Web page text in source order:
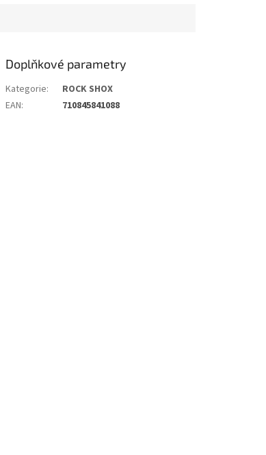
Doplňkové parametry
Kategorie:
ROCK SHOX
EAN: 710845841088